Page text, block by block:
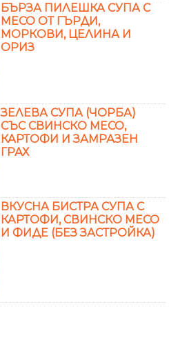
БЪРЗА ПИЛЕШКА СУПА С
МЕСО ОТ ГЪРДИ,
МОРКОВИ, ЦЕЛИНА И
ОРИЗ
ЗЕЛЕВА СУПА (ЧОРБА)
СЪС СВИНСКО МЕСО,
КАРТОФИ И ЗАМРАЗЕН
ГРАХ
ВКУСНА БИСТРА СУПА С
КАРТОФИ, СВИНСКО МЕСО
И ФИДЕ (БЕЗ ЗАСТРОЙКА)